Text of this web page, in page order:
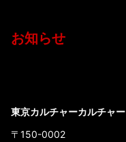
お知らせ
東京カルチャーカルチャー
〒150-0002